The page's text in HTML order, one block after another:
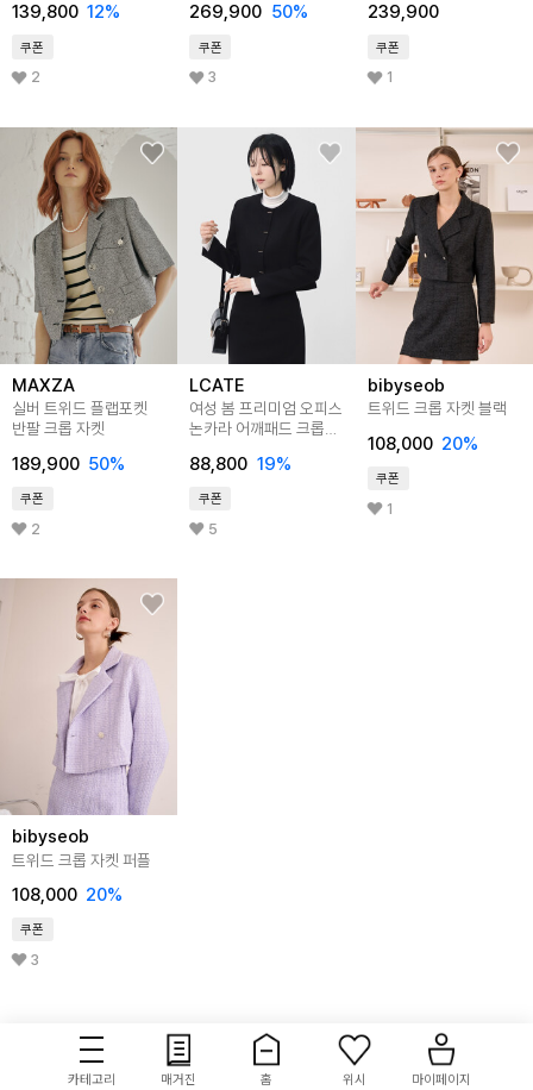
139,800 12%
쿠폰
2
269,900 50%
쿠폰
3
239,900
쿠폰
1
MAXZA
실버 트위드 플랩포켓
반팔 크롭 자켓
189,900 50%
쿠폰
2
LCATE
여성 봄 프리미엄 오피스
논카라 어깨패드 크롭
LSLOT017
88,800 19%
쿠폰
5
bibyseob
트위드 크롭 자켓 블랙
108,000 20%
쿠폰
1
bibyseob
트위드 크롭 자켓 퍼플
108,000 20%
쿠폰
3
카테고리 매거진 홈 위시 마이페이지